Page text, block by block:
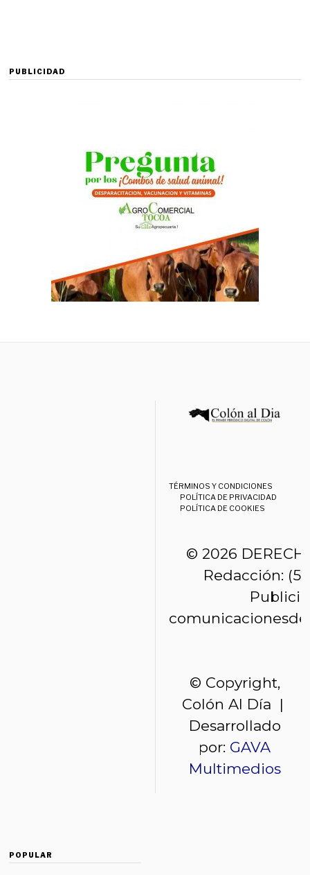
PUBLICIDAD
TÉRMINOS Y CONDICIONES
POLÍTICA DE PRIVACIDAD
POLÍTICA DE COOKIES
© 2026
Redacción:
© Copyright,
Colón Al Día |
Desarrollado
por: GAVA
Multimedios
POPULAR